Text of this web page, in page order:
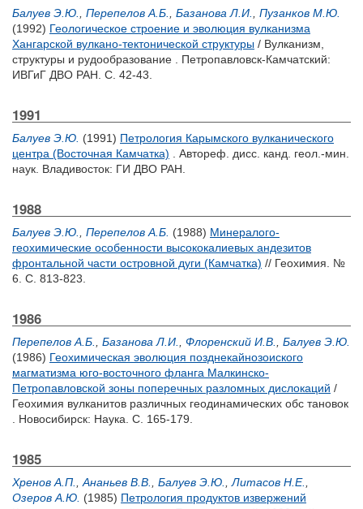
Балуев Э.Ю. Перепелов А.Б. Базанова Л.И.
Пузанков М.Ю.
(1992) Геологическое строение и эволюция вулканизма
Хангарской вулкано-тектонической структуры / Вулканизм,
структуры и рудообразование . Петропавловск-Камчатский:
ИВГиГ ДВО РАН. С. 42-43.
1991
Балуев Э.Ю. (1991) Петрология Карымского вулканического
центра (Восточная Камчатка) . Автореф. дисс. канд. геол.-мин.
наук. Владивосток: ГИ ДВО РАН.
1988
Балуев Э.Ю. Перепелов А.Б. (1988) Минералого-
геохимические особенности высококалиевых андезитов
фронтальной части островной дуги (Камчатка) // Геохимия. №
6. С. 813-823.
1986
Перепелов А.Б. Базанова Л.И. Флоренский И.В.
Балуев Э.Ю.
(1986) Геохимическая эволюция позднекайнозоиского
магматизма юго-восточного фланга Малкинско-
Петропавловской зоны поперечных разломных дислокаций /
Геохимия вулканитов различных геодинамических обс тановок
. Новосибирск: Наука. С. 165-179.
1985
Хренов А.П. Ананьев В.В. Балуев Э.Ю. Литасов Н.Е.
Озеров А.Ю. (1985) Петрология продуктов извержений